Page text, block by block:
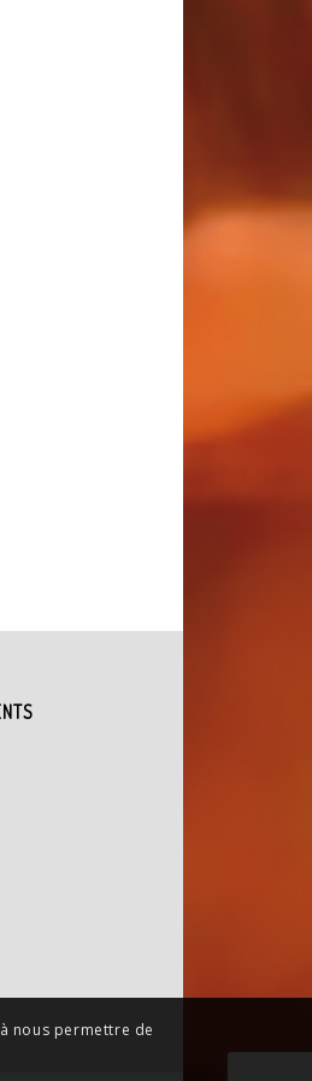
nous permettre de